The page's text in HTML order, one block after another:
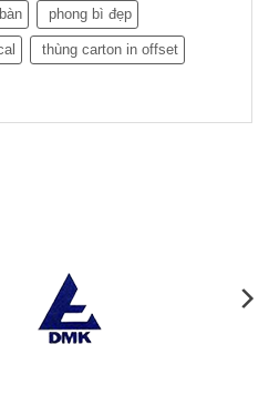
phong bì đẹp
thùng carton in offset